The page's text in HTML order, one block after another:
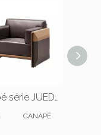
Canapé série JUEDU SOFA |W2050*D980*H800(mm) |L1050*D980*H800(mm)
CANAPÉ